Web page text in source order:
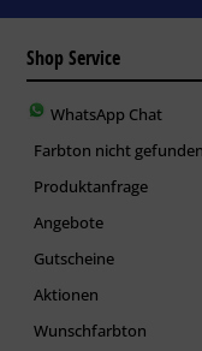
Shop Service
WhatsApp Chat
Farbton nicht
Produktanfrage
Angebote
Gutscheine
Aktionen
Wunschfarbton